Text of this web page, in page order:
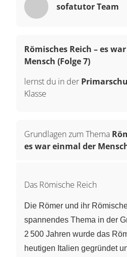
sofatutor Team
Römisches Reich – es
Mensch (Folge 7)
lernst du in der
Klasse
Grundlagen zum Thema
es war einmal der
Das Römische Reich
Die Römer und ihr
spannendes Thema in der
2 500 Jahren wurde das
heutigen Italien gegründet